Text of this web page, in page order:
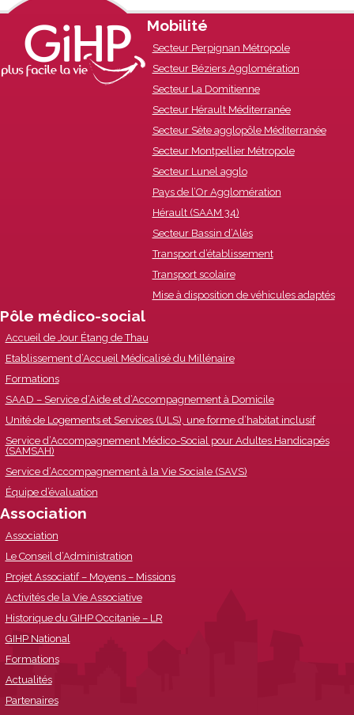
Footer
Content
Mobilité
Secteur Perpignan Métropole
Secteur Béziers Agglomération
Secteur La Domitienne
Secteur Hérault Méditerranée
Secteur Sète agglopôle Méditerranée
Secteur Montpellier Métropole
Secteur Lunel agglo
Pays de l’Or Agglomération
Hérault (SAAM 34)
Secteur Bassin d’Alès
Transport d’établissement
Transport scolaire
Mise à disposition de véhicules adaptés
Pôle médico-social
Accueil de Jour Étang de Thau
Etablissement d’Accueil Médicalisé du Millénaire
Formations
SAAD – Service d’Aide et d’Accompagnement à Domicile
Unité de Logements et Services (ULS), une forme d’habitat inclusif
Service d’Accompagnement Médico-Social pour Adultes Handicapés
(SAMSAH)
Service d’Accompagnement à la Vie Sociale (SAVS)
Équipe d’évaluation
Association
Association
Le Conseil d’Administration
Projet Associatif – Moyens – Missions
Activités de la Vie Associative
Historique du GIHP Occitanie – LR
GIHP National
Formations
Actualités
Partenaires